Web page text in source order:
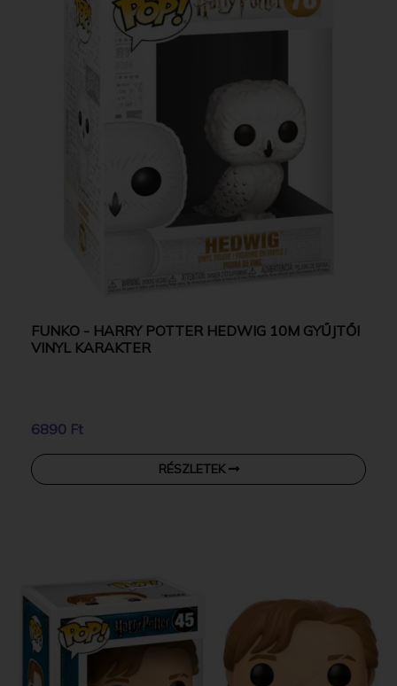
FUNKO - HARRY POTTER HEDWIG 10M GYŰJTŐI
VINYL KARAKTER
6890 Ft
RÉSZLETEK